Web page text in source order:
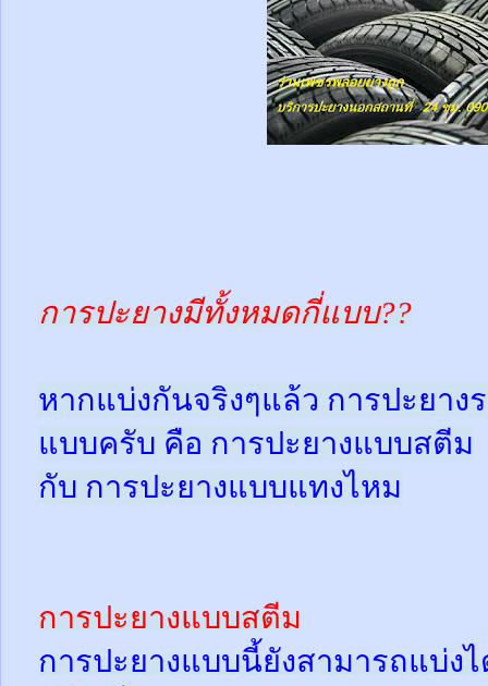
การปะยางมีทั้งหมดกี่แบบ??
หากแบ่งกันจริงๆแล้ว การปะยาง
แบบครับ คือ การปะยางแบบสตีม
กับ การปะยางแบบแทงไหม
การปะยางแบบสตีม
การปะยางแบบนี้ยังสามารถแบ่ง